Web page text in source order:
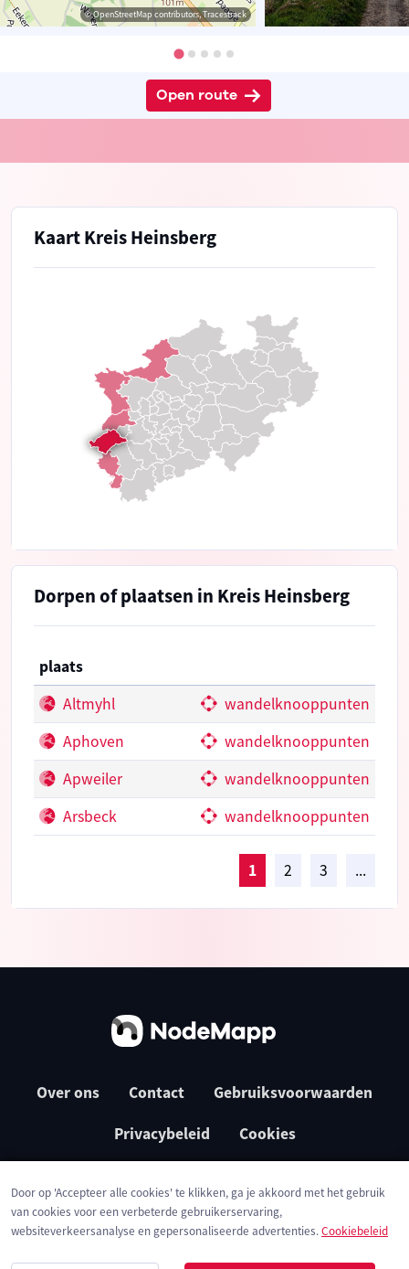
© OpenStreetMap contributors, Tracestrack
Open route
Kaart Kreis Heinsberg
Dorpen of plaatsen in Kreis Heinsberg
plaats
Altmyhl
wandelknooppunten
Aphoven
wandelknooppunten
Apweiler
wandelknooppunten
Arsbeck
wandelknooppunten
1 2 3 ...
Over ons Contact Gebruiksvoorwaarden
Privacybeleid Cookies
Door op 'Accepteer alle cookies' te klikken, ga je akkoord met het gebruik
van cookies voor een verbeterde gebruikerservaring,
websiteverkeersanalyse en gepersonaliseerde advertenties.Cookiebeleid